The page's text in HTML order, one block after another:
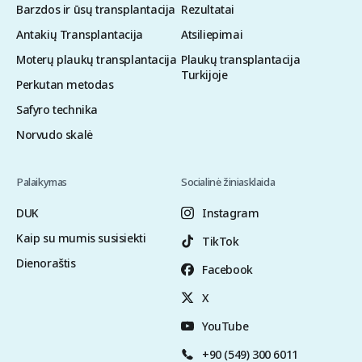
Barzdos ir ūsų transplantacija
Antakių Transplantacija
Moterų plaukų transplantacija
Perkutan metodas
Safyro technika
Norvudo skalė
Rezultatai
Atsiliepimai
Plaukų transplantacija
Turkijoje
Palaikymas
DUK
Kaip su mumis susisiekti
Dienoraštis
Socialinė žiniasklaida
Instagram
TikTok
Facebook
X
YouTube
+90 (549) 300 6011